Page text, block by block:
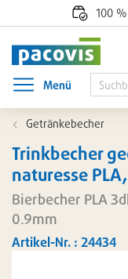
100
Menü
Menü öffnen
Getränkebecher
Trinkbecher
naturesse
Bierbecher PLA
0.9mm
Artikel-Nr. : 24434